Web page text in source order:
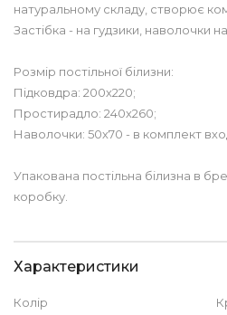
натуральному складу, створює
Застібка - на гудзики, наволочки
Розмір постільної білизни:
Підковдра: 200х220;
Простирадло: 240х260;
Наволочки: 50х70 - в комплект
Упакована постільна білизна в
коробку.
Характеристики
Колір